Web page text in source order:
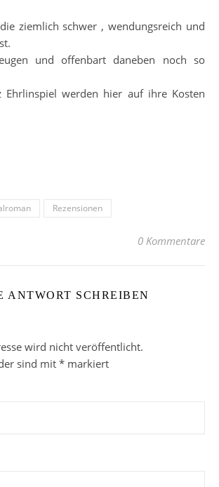
ziemlich schwer , wendungsreich und
und offenbart daneben noch so
Ehrlinspiel werden hier auf ihre Kosten
Rezensionen
0 Kommentare
ANTWORT SCHREIBEN
wird nicht veröffentlicht.
sind mit * markiert